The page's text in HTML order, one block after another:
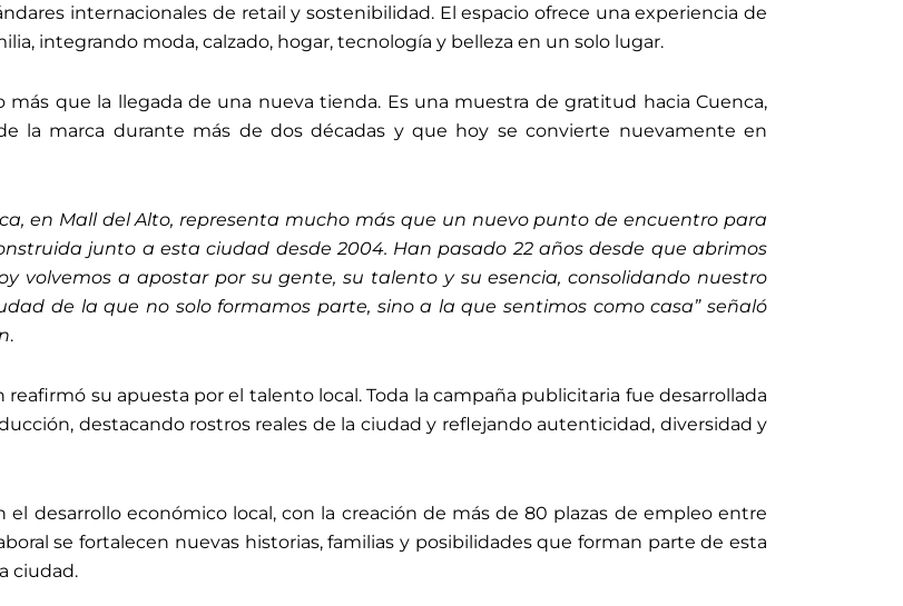
internacionales de retail y sostenibilidad. El espacio ofrece una experiencia de
integrando moda, calzado, hogar, tecnología y belleza en un solo lugar.
más que la llegada de una nueva tienda. Es una muestra de gratitud hacia Cuenca,
la marca durante más de dos décadas y que hoy se convierte nuevamente en
en Mall del Alto, representa mucho más que un nuevo punto de encuentro para
junto a esta ciudad desde 2004. Han pasado 22 años desde que abrimos
volvemos a apostar por su gente, su talento y su esencia, consolidando nuestro
de la que no solo formamos parte, sino a la que sentimos como casa” señaló
.
su apuesta por el talento local. Toda la campaña publicitaria fue desarrollada
destacando rostros reales de la ciudad y reflejando autenticidad, diversidad y
desarrollo económico local, con la creación de más de 80 plazas de empleo entre
se fortalecen nuevas historias, familias y posibilidades que forman parte de esta
ciudad.